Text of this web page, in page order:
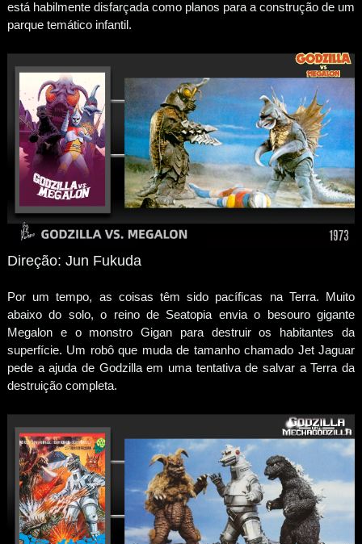
está habilmente disfarçada como planos para a construção de um
parque temático infantil.
Direção: Jun Fukuda
Por um tempo, as coisas têm sido pacíficas na Terra. Muito
abaixo do solo, o reino de Seatopia envia o besouro gigante
Megalon e o monstro Gigan para destruir os habitantes da
superfície. Um robô que muda de tamanho chamado Jet Jaguar
pede a ajuda de Godzilla em uma tentativa de salvar a Terra da
destruição completa.